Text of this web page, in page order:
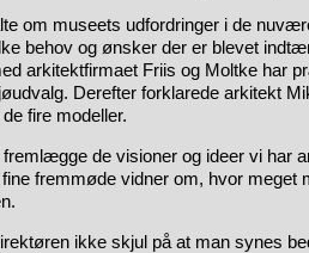
om museets udfordringer i de
behov og ønsker der er blevet
arkitektfirmaet Friis og Moltke har
Derefter forklarede arkitekt
fire modeller.
de visioner og ideer vi har
fremmøde vidner om, hvor meget
ikke skjul på at man synes